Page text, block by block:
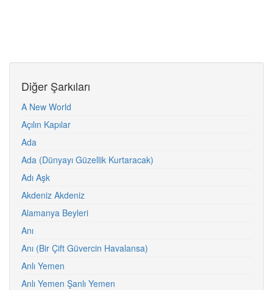
Diğer Şarkıları
A New World
Açılın Kapılar
Ada
Ada (Dünyayı Güzellik Kurtaracak)
Adı Aşk
Akdeniz Akdeniz
Alamanya Beyleri
Anı
Anı (Bir Çift Güvercin Havalansa)
Anlı Yemen
Anlı Yemen Şanlı Yemen